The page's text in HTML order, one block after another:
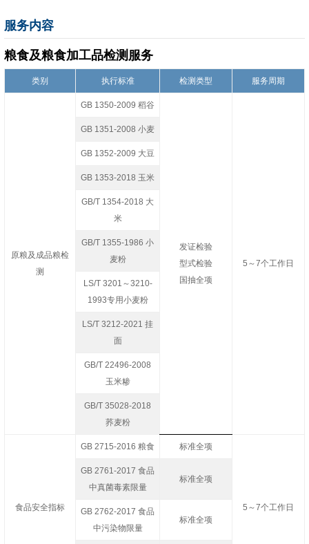
服务内容
粮食及粮食加工品检测服务
类别 执行标准 检测类型 服务周期
原粮及成品粮检
测
GB 1350-2009 稻谷
发证检验
型式检验
国抽全项
5～7个工作日
GB 1351-2008 小麦
GB 1352-2009 大豆
GB 1353-2018 玉米
GB/T 1354-2018 大
米
GB/T 1355-1986 小
麦粉
LS/T 3201～3210-
1993专用小麦粉
LS/T 3212-2021 挂
面
GB/T 22496-2008
玉米糁
GB/T 35028-2018
荞麦粉
食品安全指标
GB 2715-2016 粮食 标准全项
5～7个工作日
GB 2761-2017 食品
中真菌毒素限量
标准全项
GB 2762-2017 食品
中污染物限量
标准全项